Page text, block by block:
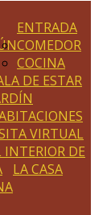
ENTRADA
COMEDOR
COCINA
DE ESTAR
VIRTUAL
INTERIOR DE
LA CASA